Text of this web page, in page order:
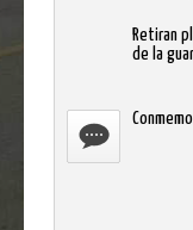
Retiran
de la